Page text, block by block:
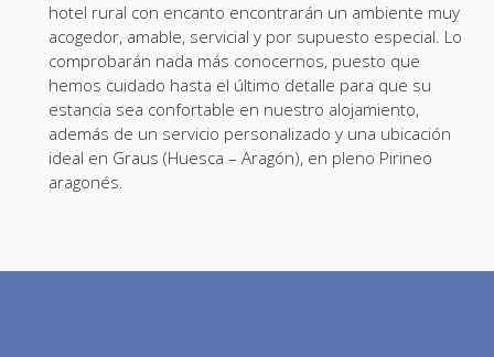
hotel rural con encanto encontrarán un ambiente muy
acogedor, amable, servicial y por supuesto especial. Lo
comprobarán nada más conocernos, puesto que
hemos cuidado hasta el último detalle para que su
estancia sea confortable en nuestro alojamiento,
además de un servicio personalizado y una ubicación
ideal en Graus (Huesca – Aragón), en pleno Pirineo
aragonés.